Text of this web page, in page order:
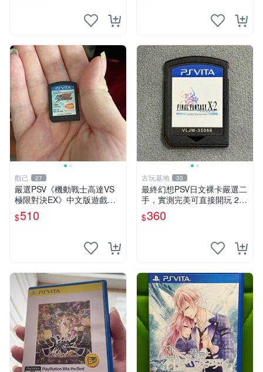
觀己 27
嚴選PSV《機動戰士高達VS
極限對決EX》中文版遊戲卡
帶 成色如新 港版 主機相容
買家保障 不退不換 高達 終結
$510
古玩基地 33
最終幻想PSV日文裸卡嚴選二
手，實測完美可直接開玩 2張
起享優惠 最終幻想 PSV 卡帶
二手 裸卡
$360